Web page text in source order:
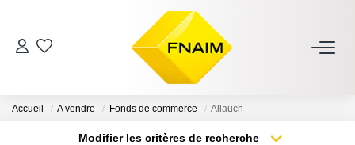
VENTES
Accueil A vendre Fonds de commerce Allauch
Modifier les critères de recherche